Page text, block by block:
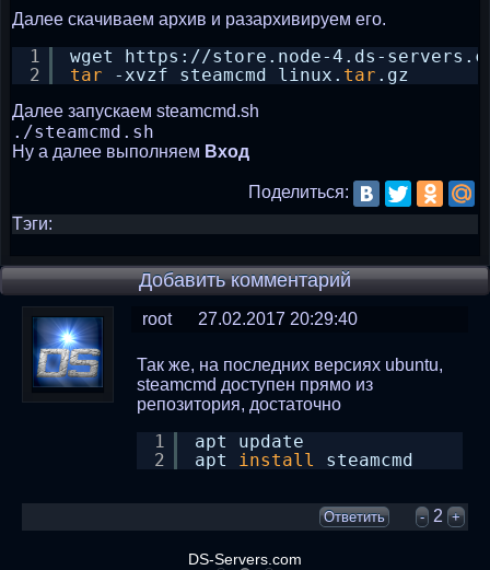
Далее скачиваем архив и разархивируем его.
1
2
wget https: //store .node-4.ds-
tar
-xvzf steamcmd_linux. tar .gz
Далее запускаем steamcmd.sh
./steamcmd.sh
Ну а далее выполняем Вход
Поделиться:
Тэги:
Добавить комментарий
root 27.02.2017 20:29:40
Так же, на последних версиях ubuntu,
steamcmd доступен прямо из
репозитория, достаточно
1
2
apt update
apt install steamcmd
Ответить - 2 +
DS-Servers.com